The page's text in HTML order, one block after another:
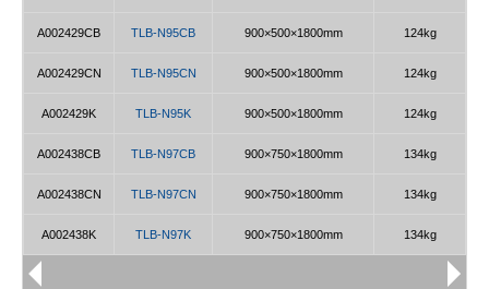
A002429CB TLB-N95CB 900×500×1800mm 124kg
A002429CN TLB-N95CN 900×500×1800mm 124kg
A002429K TLB-N95K 900×500×1800mm 124kg
A002438CB TLB-N97CB 900×750×1800mm 134kg
A002438CN TLB-N97CN 900×750×1800mm 134kg
A002438K TLB-N97K 900×750×1800mm 134kg